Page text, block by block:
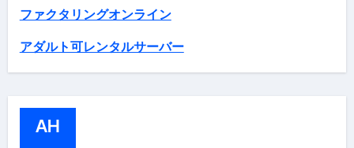
ファクタリングオンライン
アダルト可レンタルサーバー
AH